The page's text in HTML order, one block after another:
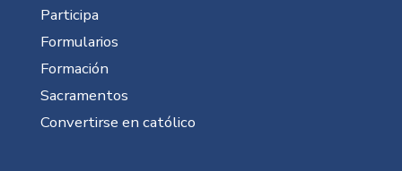
Participa
Formularios
Formación
Sacramentos
Convertirse en católico